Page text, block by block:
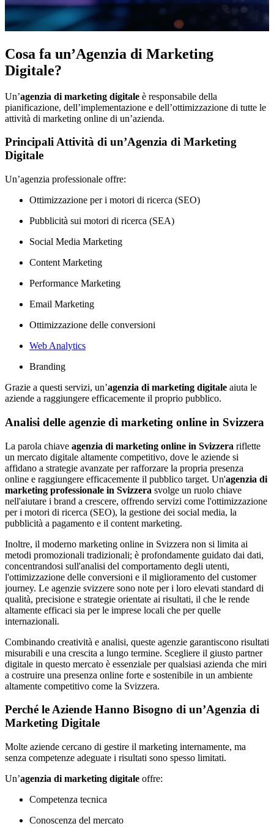
Cosa fa un’Agenzia di Marketing
Digitale?
Un’agenzia di marketing digitale è responsabile della
pianificazione, dell’implementazione e dell’ottimizzazione di tutte le
attività di marketing online di un’azienda.
Principali Attività di un’Agenzia di Marketing
Digitale
Un’agenzia professionale offre:
Ottimizzazione per i motori di ricerca (SEO)
Pubblicità sui motori di ricerca (SEA)
Social Media Marketing
Content Marketing
Performance Marketing
Email Marketing
Ottimizzazione delle conversioni
Web Analytics
Branding
Grazie a questi servizi, un’agenzia di marketing digitale aiuta le
aziende a raggiungere efficacemente il proprio pubblico.
Analisi delle agenzie di marketing online in Svizzera
La parola chiave agenzia di marketing online in Svizzera riflette
un mercato digitale altamente competitivo, dove le aziende si
affidano a strategie avanzate per rafforzare la propria presenza
online e raggiungere efficacemente il pubblico target. Un'agenzia di
marketing professionale in Svizzera svolge un ruolo chiave
nell'aiutare i brand a crescere, offrendo servizi come l'ottimizzazione
per i motori di ricerca (SEO), la gestione dei social media, la
pubblicità a pagamento e il content marketing.
Inoltre, il moderno marketing online in Svizzera non si limita ai
metodi promozionali tradizionali; è profondamente guidato dai dati,
concentrandosi sull'analisi del comportamento degli utenti,
l'ottimizzazione delle conversioni e il miglioramento del customer
journey. Le agenzie svizzere sono note per i loro elevati standard di
qualità, precisione e strategie orientate ai risultati, il che le rende
altamente efficaci sia per le imprese locali che per quelle
internazionali.
Combinando creatività e analisi, queste agenzie garantiscono risultati
misurabili e una crescita a lungo termine. Scegliere il giusto partner
digitale in questo mercato è essenziale per qualsiasi azienda che miri
a costruire una presenza online forte e sostenibile in un ambiente
altamente competitivo come la Svizzera.
Perché le Aziende Hanno Bisogno di un’Agenzia di
Marketing Digitale
Molte aziende cercano di gestire il marketing internamente, ma
senza competenze adeguate i risultati sono spesso limitati.
Un’agenzia di marketing digitale offre:
Competenza tecnica
Conoscenza del mercato